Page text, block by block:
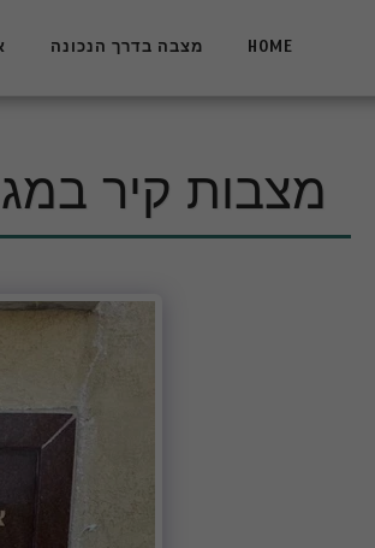
HOME מצבה בדרך הנכונה
מצבות קיר